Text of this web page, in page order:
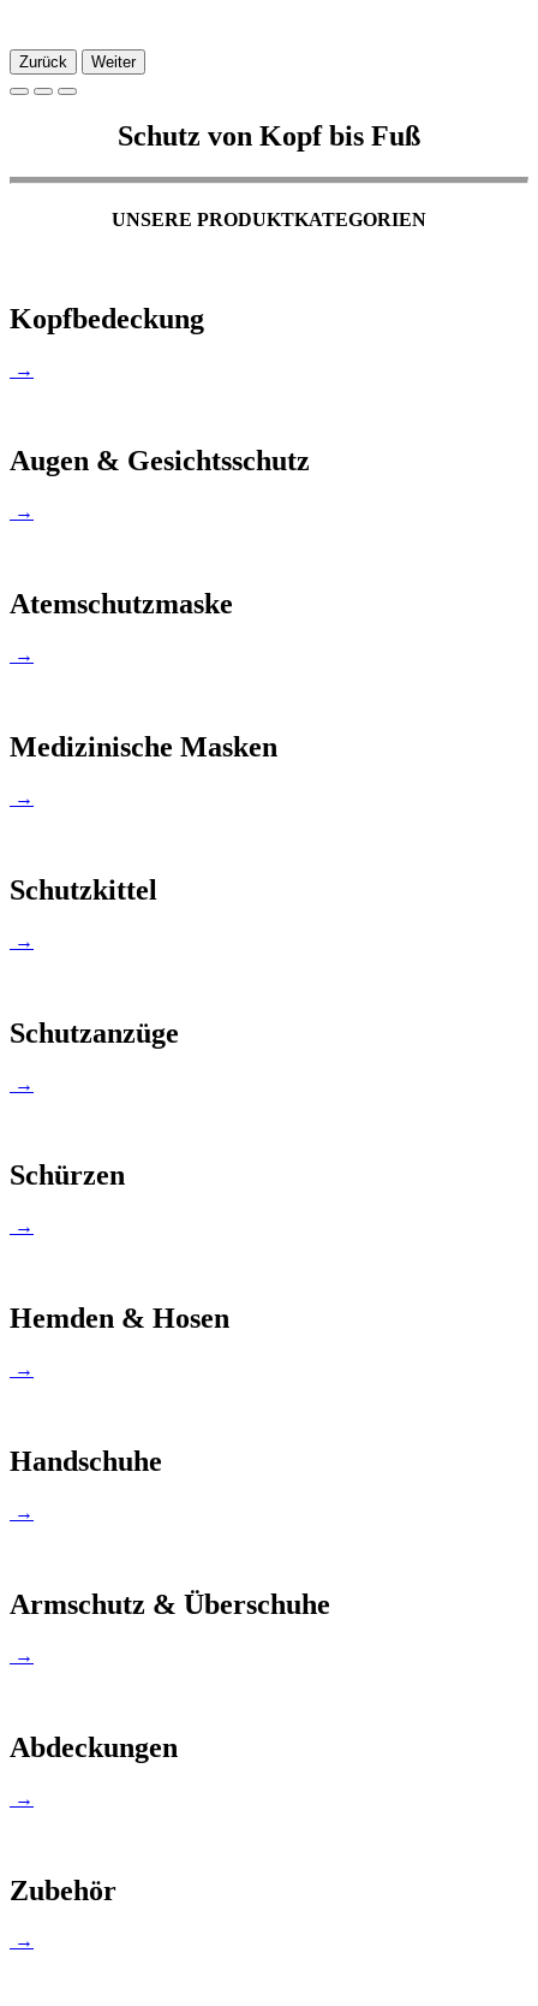
Zurück Weiter
Schutz von Kopf bis Fuß
UNSERE PRODUKTKATEGORIEN
Kopfbedeckung
→
Augen & Gesichtsschutz
→
Atemschutzmaske
→
Medizinische Masken
→
Schutzkittel
→
Schutzanzüge
→
Schürzen
→
Hemden & Hosen
→
Handschuhe
→
Armschutz & Überschuhe
→
Abdeckungen
→
Zubehör
→